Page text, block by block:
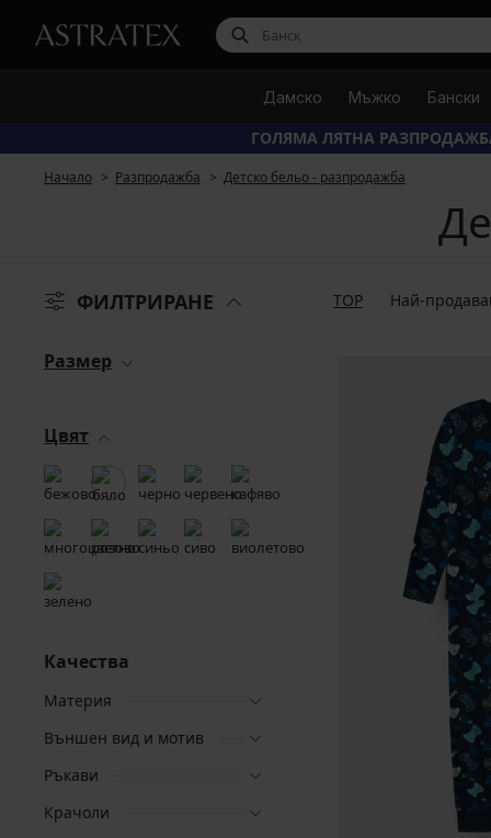
Дамско Мъжко Бански
ГОЛЯМА ЛЯТНА
Начало Разпродажба Детско бельо - разпродажба
ФИЛТРИРАНЕ TOP Най-
Размер
Цвят
Качества
Материя
Външен вид и мотив
Ръкави
Крачоли